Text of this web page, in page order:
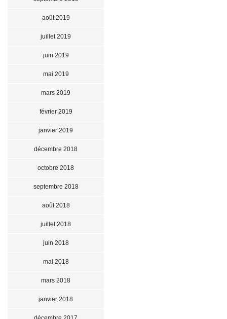
août 2019
juillet 2019
juin 2019
mai 2019
mars 2019
février 2019
janvier 2019
décembre 2018
octobre 2018
septembre 2018
août 2018
juillet 2018
juin 2018
mai 2018
mars 2018
janvier 2018